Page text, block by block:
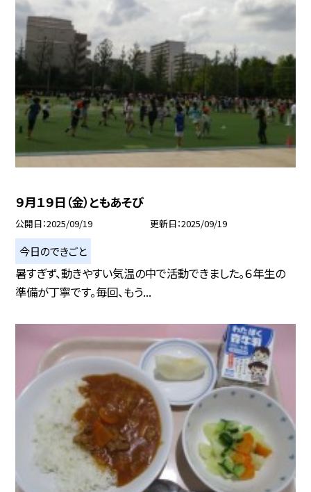
９月１９日（金）ともあそび
公開日 2025/09/19 更新日 2025/09/19
今日のできごと
暑すぎず、動きやすい気温の中で活動できました。６年生の
準備が丁寧です。毎回、もう...